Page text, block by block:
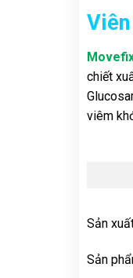
chiết
viêm
Sản
Sản